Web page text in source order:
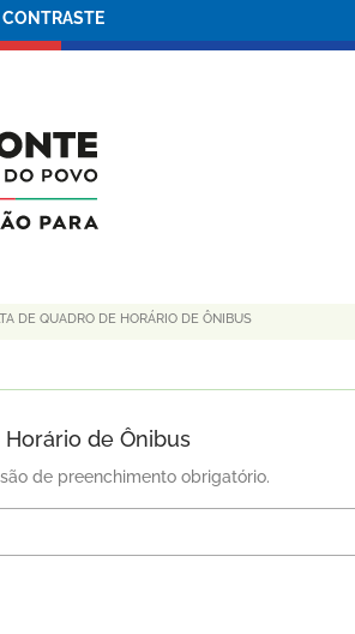
DE QUADRO DE HORÁRIO DE ÔNIBUS
de Ônibus
de preenchimento obrigatório.